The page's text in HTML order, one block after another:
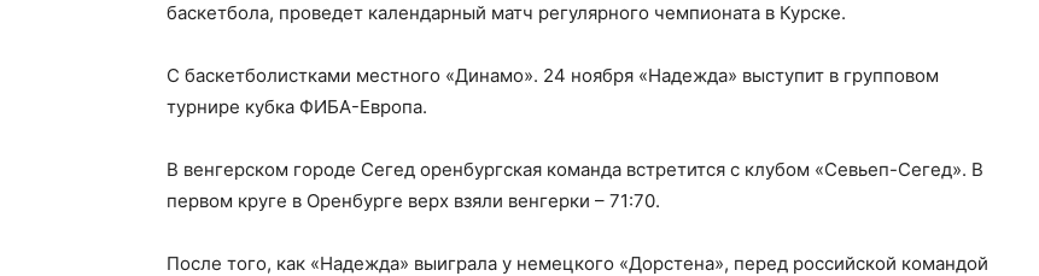
баскетбола, проведет календарный матч регулярного чемпионата в Курске.
С баскетболистками местного «Динамо». 24 ноября «Надежда» выступит в групповом
турнире кубка ФИБА-Европа.
В венгерском городе Сегед оренбургская команда встретится с клубом «Севьеп-Сегед». В
первом круге в Оренбурге верх взяли венгерки – 71:70.
После того, как «Надежда» выиграла у немецкого «Дорстена», перед российской командой